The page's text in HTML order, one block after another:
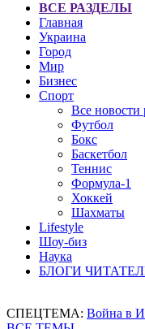
ВСЕ РАЗДЕЛЫ
Главная
Украина
Город
Мир
Бизнес
Спорт
Все новости
Футбол
Бокс
Баскетбол
Теннис
Формула-1
Хоккей
Шахматы
Lifestyle
Шоу-биз
Наука
БЛОГИ
СПЕЦТЕМА: Война в